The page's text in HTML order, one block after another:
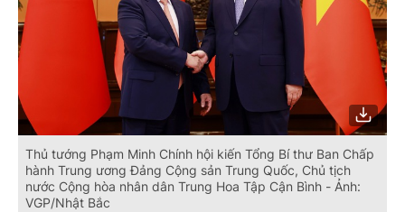
Thủ tướng Phạm Minh Chính hội kiến Tổng Bí thư Ban Chấp
hành Trung ương Đảng Cộng sản Trung Quốc, Chủ tịch
nước Cộng hòa nhân dân Trung Hoa Tập Cận Bình - Ảnh:
VGP/Nhật Bắc